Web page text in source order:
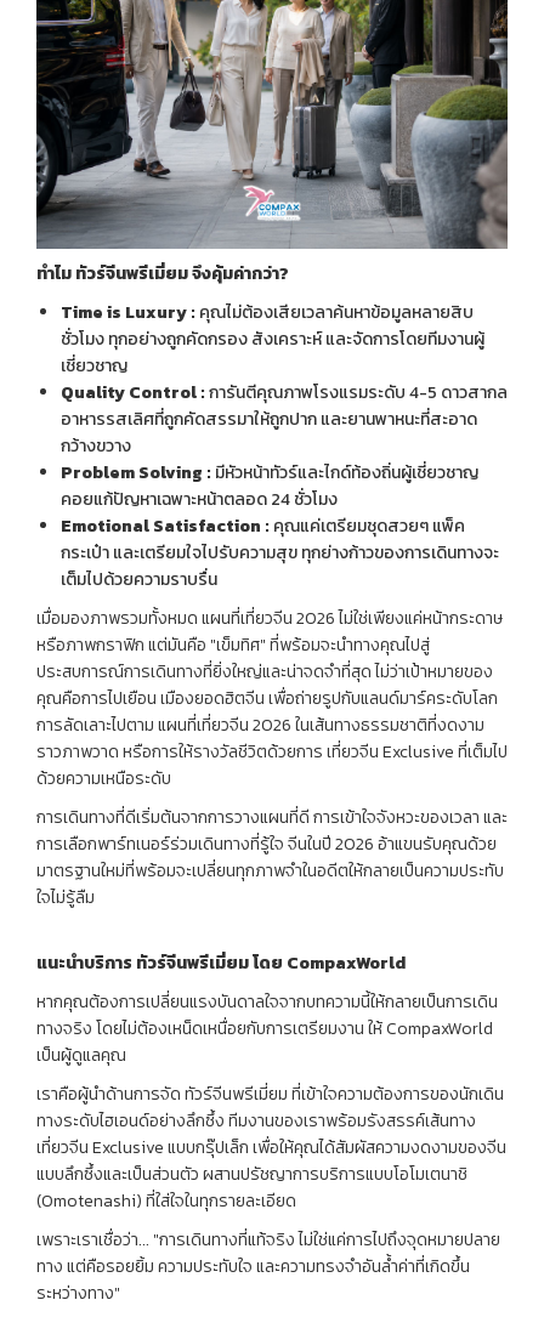
ทำไมทัวร์จีนพรีเมี่ยมจึงคุ้มค่ากว่า?
Time is Luxury : คุณไม่ต้องเสียเวลาค้นหาข้อมูลหลายสิบ
ชั่วโมง ทุกอย่างถูกคัดกรอง สังเคราะห์ และจัดการโดยทีมงานผู้
เชี่ยวชาญ
Quality Control :การันตีคุณภาพโรงแรมระดับ 4-5 ดาวสากล
อาหารรสเลิศที่ถูกคัดสรรมาให้ถูกปาก และยานพาหนะที่สะอาด
กว้างขวาง
Problem Solving : มีหัวหน้าทัวร์และไกด์ท้องถิ่นผู้เชี่ยวชาญ
คอยแก้ปัญหาเฉพาะหน้าตลอด 24 ชั่วโมง
Emotional Satisfaction : คุณแค่เตรียมชุดสวยๆ แพ็ค
กระเป๋า และเตรียมใจไปรับความสุข ทุกย่างก้าวของการเดินทางจะ
เต็มไปด้วยความราบรื่น
เมื่อมองภาพรวมทั้งหมด แผนที่เที่ยวจีน 2026 ไม่ใช่เพียงแค่หน้ากระดาษ
หรือภาพกราฟิก แต่มันคือ "เข็มทิศ" ที่พร้อมจะนำทางคุณไปสู่
ประสบการณ์การเดินทางที่ยิ่งใหญ่และน่าจดจำที่สุด ไม่ว่าเป้าหมายของ
คุณคือการไปเยือน เมืองยอดฮิตจีน เพื่อถ่ายรูปกับแลนด์มาร์คระดับโลก
การลัดเลาะไปตาม แผนที่เที่ยวจีน 2026 ในเส้นทางธรรมชาติที่งดงาม
ราวภาพวาด หรือการให้รางวัลชีวิตด้วยการ เที่ยวจีน Exclusive ที่เต็มไป
ด้วยความเหนือระดับ
การเดินทางที่ดีเริ่มต้นจากการวางแผนที่ดี การเข้าใจจังหวะของเวลา และ
การเลือกพาร์ทเนอร์ร่วมเดินทางที่รู้ใจ จีนในปี 2026 อ้าแขนรับคุณด้วย
มาตรฐานใหม่ที่พร้อมจะเปลี่ยนทุกภาพจำในอดีตให้กลายเป็นความประทับ
ใจไม่รู้ลืม
แนะนำบริการ ทัวร์จีนพรีเมี่ยมโดย CompaxWorld
หากคุณต้องการเปลี่ยนแรงบันดาลใจจากบทความนี้ให้กลายเป็นการเดิน
ทางจริง โดยไม่ต้องเหน็ดเหนื่อยกับการเตรียมงาน ให้ CompaxWorld
เป็นผู้ดูแลคุณ
เราคือผู้นำด้านการจัด ทัวร์จีนพรีเมี่ยม ที่เข้าใจความต้องการของนักเดิน
ทางระดับไฮเอนด์อย่างลึกซึ้ง ทีมงานของเราพร้อมรังสรรค์เส้นทาง
เที่ยวจีน Exclusive แบบกรุ๊ปเล็ก เพื่อให้คุณได้สัมผัสความงดงามของจีน
แบบลึกซึ้งและเป็นส่วนตัว ผสานปรัชญาการบริการแบบโอโมเตนาชิ
(Omotenashi) ที่ใส่ใจในทุกรายละเอียด
เพราะเราเชื่อว่า... "การเดินทางที่แท้จริง ไม่ใช่แค่การไปถึงจุดหมายปลาย
ทาง แต่คือรอยยิ้ม ความประทับใจ และความทรงจำอันล้ำค่าที่เกิดขึ้น
ระหว่างทาง"